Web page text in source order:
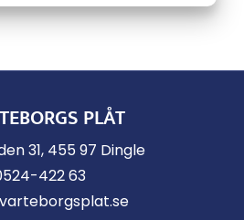
PLÅT
31, 455 97 Dingle
422 63